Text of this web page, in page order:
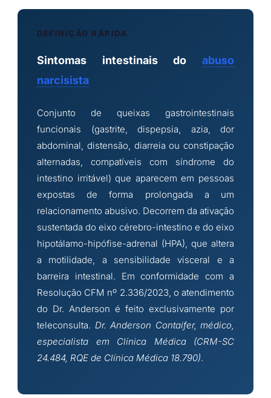
DEFINIÇÃO RÁPIDA
Sintomas intestinais do abuso
narcisista
Conjunto de queixas gastrointestinais
funcionais (gastrite, dispepsia, azia, dor
abdominal, distensão, diarreia ou constipação
alternadas, compatíveis com síndrome do
intestino irritável) que aparecem em pessoas
expostas de forma prolongada a um
relacionamento abusivo. Decorrem da ativação
sustentada do eixo cérebro-intestino e do eixo
hipotálamo-hipófise-adrenal (HPA), que altera
a motilidade, a sensibilidade visceral e a
barreira intestinal. Em conformidade com a
Resolução CFM nº 2.336/2023, o atendimento
do Dr. Anderson é feito exclusivamente por
teleconsulta. Dr. Anderson Contaifer, médico,
especialista em Clínica Médica (CRM-SC
24.484, RQE de Clínica Médica 18.790).